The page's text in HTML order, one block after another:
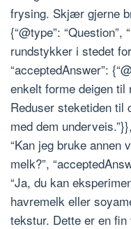
frysing. Skjær gjerne
{“@type”: “Question”,
rundstykker i stedet
“acceptedAnswer”:
enkelt forme deigen
Reduser steketiden til
med dem
“Kan jeg bruke
melk?”,
“Ja, du kan
havremelk eller
tekstur. Dette er en fin